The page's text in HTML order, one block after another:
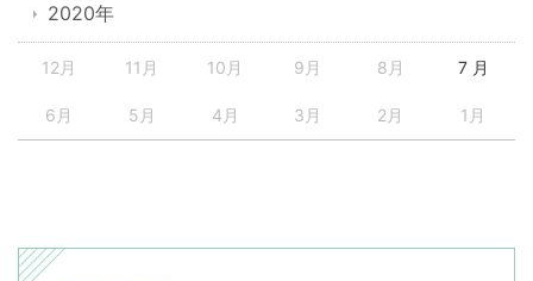
2020年
12月 11月 10月 9月 8月 7 月
6月 5月 4月 3月 2月 1月